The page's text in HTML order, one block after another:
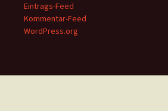
Eintrags-Feed
Kommentar-Feed
WordPress.org